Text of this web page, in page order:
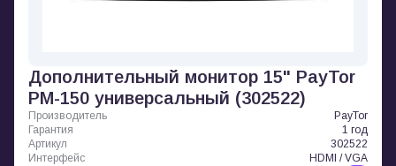
Дополнительный монитор 15" PayTor
PМ-150 универсальный (302522)
Производитель
PayTor
Гарантия
1 год
Артикул
302522
Интерфейс
HDMI / VGA